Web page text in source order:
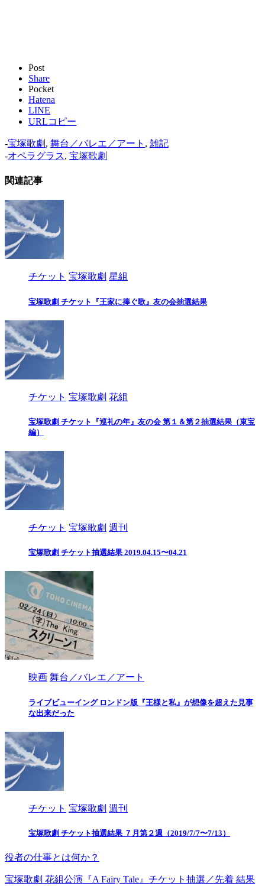
Post
Share
Pocket
Hatena
LINE
URLコピー
-宝塚歌劇 , 舞台／バレエ／アート , 雑記
-オペラグラス, 宝塚歌劇
関連記事
チケット 宝塚歌劇 星組
宝塚歌劇 チケット『王家に捧ぐ歌』友の会抽選結果
チケット 宝塚歌劇 花組
宝塚歌劇 チケット『巡礼の年』友の会 第１＆第２抽選結果（東宝
編）
チケット 宝塚歌劇 週刊
宝塚歌劇 チケット抽選結果 2019.04.15〜04.21
映画 舞台／バレエ／アート
ライブビューイング ロンドン版『王様と私』が想像を超えた見事
な出来だった
チケット 宝塚歌劇 週刊
宝塚歌劇 チケット抽選結果 ７月第２週（2019/7/7〜7/13）
役者の仕事とは何か？
宝塚歌劇 花組公演『A Fairy Tale』チケット抽選／先着 結果